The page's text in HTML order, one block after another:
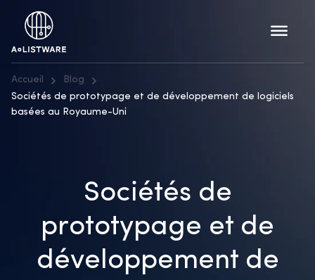
Accueil
Blog
Sociétés de prototypage et de développement de logiciels
basées au Royaume-Uni
Sociétés de
prototypage et de
développement de